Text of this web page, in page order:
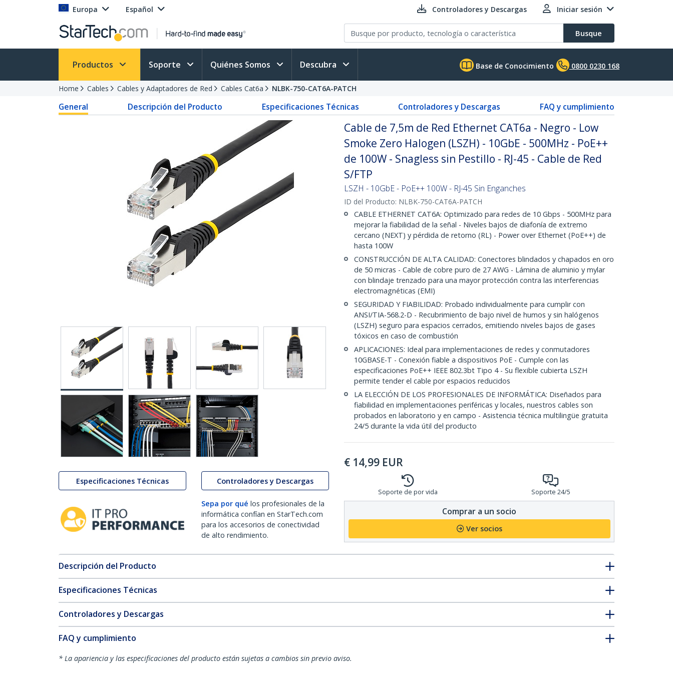
Europa Español Controladores y Descargas Iniciar sesión
Busque
Productos Soporte Quiénes Somos Descubra Base de Conocimiento 0800 0230 168
Home Cables Cables y Adaptadores de Red Cables Cat6a NLBK-750-CAT6A-PATCH
General Descripción del Producto Especificaciones Técnicas Controladores y Descargas FAQ y cumplimiento
Especificaciones Técnicas Controladores y Descargas
Sepa por qué los profesionales de la
informática confían en StarTech.com
para los accesorios de conectividad
de alto rendimiento.
Cable de 7,5m de Red Ethernet CAT6a - Negro - Low
Smoke Zero Halogen (LSZH) - 10GbE - 500MHz - PoE++
de 100W - Snagless sin Pestillo - RJ-45 - Cable de Red
S/FTP
LSZH - 10GbE - PoE++ 100W - RJ-45 Sin Enganches
ID del Producto: NLBK-750-CAT6A-PATCH
CABLE ETHERNET CAT6A: Optimizado para redes de 10 Gbps - 500MHz para
mejorar la fiabilidad de la señal - Niveles bajos de diafonía de extremo
cercano (NEXT) y pérdida de retorno (RL) - Power over Ethernet (PoE++) de
hasta 100W
CONSTRUCCIÓN DE ALTA CALIDAD: Conectores blindados y chapados en oro
de 50 micras - Cable de cobre puro de 27 AWG - Lámina de aluminio y mylar
con blindaje trenzado para una mayor protección contra las interferencias
electromagnéticas (EMI)
SEGURIDAD Y FIABILIDAD: Probado individualmente para cumplir con
ANSI/TIA-568.2-D - Recubrimiento de bajo nivel de humos y sin halógenos
(LSZH) seguro para espacios cerrados, emitiendo niveles bajos de gases
tóxicos en caso de combustión
APLICACIONES: Ideal para implementaciones de redes y conmutadores
10GBASE-T - Conexión fiable a dispositivos PoE - Cumple con las
especificaciones PoE++ IEEE 802.3bt Tipo 4 - Su flexible cubierta LSZH
permite tender el cable por espacios reducidos
LA ELECCIÓN DE LOS PROFESIONALES DE INFORMÁTICA: Diseñados para
fiabilidad en implementaciones periféricas y locales, nuestros cables son
probados en laboratorio y en campo - Asistencia técnica multilingüe gratuita
24/5 durante la vida útil del producto
€ 14,99 EUR
Soporte de por vida Soporte 24/5
Comprar a un socio
Ver socios
Descripción del Producto
Especificaciones Técnicas
Controladores y Descargas
FAQ y cumplimiento
* La apariencia y las especificaciones del producto están sujetas a cambios sin previo aviso.